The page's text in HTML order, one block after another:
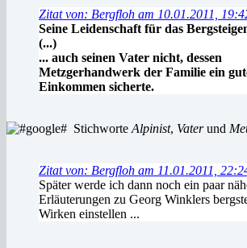
Zitat von: Bergfloh am 10.01.2011,
Seine Leidenschaft für das
(...)
... auch seinen Vater nicht, dessen
Metzgerhandwerk der Familie ein
Einkommen sicherte.
Stichworte Alpinist, Vaterund
Zitat von: Bergfloh am 11.01.2011,
Später werde ich dann noch ein paar
Erläuterungen zu Georg Winklers
Wirken einstellen ...